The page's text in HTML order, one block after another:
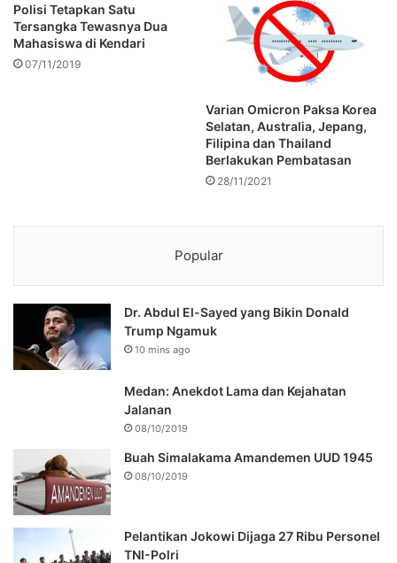
Polisi Tetapkan Satu
Tersangka Tewasnya Dua
Mahasiswa di Kendari
07/11/2019
Varian Omicron Paksa Korea
Selatan, Australia, Jepang,
Filipina dan Thailand
Berlakukan Pembatasan
28/11/2021
Popular
Dr. Abdul El-Sayed yang Bikin Donald
Trump Ngamuk
10 mins ago
Medan: Anekdot Lama dan Kejahatan
Jalanan
08/10/2019
Buah Simalakama Amandemen UUD 1945
08/10/2019
Pelantikan Jokowi Dijaga 27 Ribu Personel
TNI-Polri